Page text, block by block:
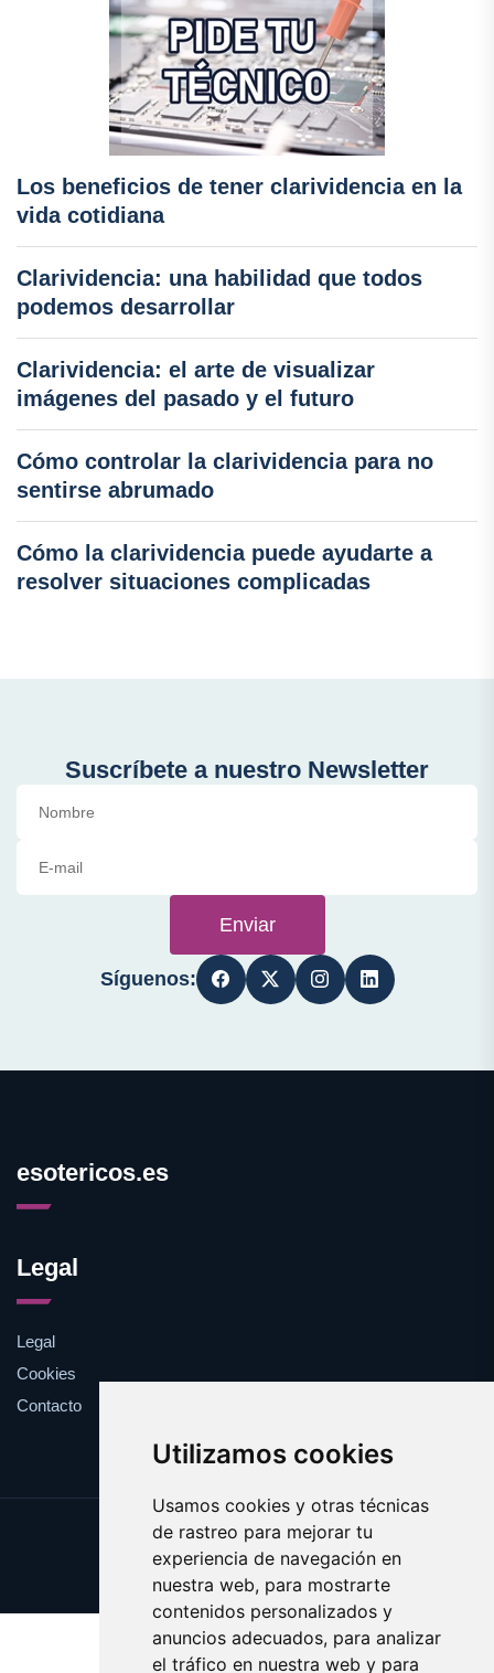
Utilizamos cookies
Usamos cookies y otras técnicas
de rastreo para mejorar tu
experiencia de navegación en
nuestra web, para mostrarte
contenidos personalizados y
anuncios adecuados, para analizar
el tráfico en nuestra web y para
Los beneficios de tener clarividencia en la
vida cotidiana
Clarividencia: una habilidad que todos
podemos desarrollar
Clarividencia: el arte de visualizar
imágenes del pasado y el futuro
Cómo controlar la clarividencia para no
sentirse abrumado
Cómo la clarividencia puede ayudarte a
resolver situaciones complicadas
Suscríbete a nuestro Newsletter
Enviar
Síguenos:
esotericos.es
Legal
Legal
Cookies
Contacto
Update cookies preferences
Copyright © 2025 esotericos.es